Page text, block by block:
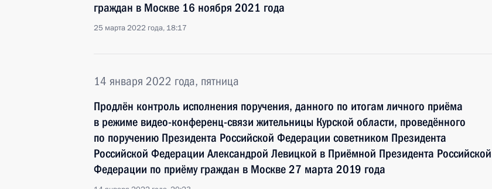
граждан в Москве 16 ноября 2021 года
25 марта 2022 года, 18:17
14 января 2022 года, пятница
Продлён контроль исполнения поручения, данного по итогам личного приёма
в режиме видео-конференц-связи жительницы Курской области, проведённого
по поручению Президента Российской Федерации советником Президента
Российской Федерации Александрой Левицкой в Приёмной Президента Российской
Федерации по приёму граждан в Москве 27 марта 2019 года